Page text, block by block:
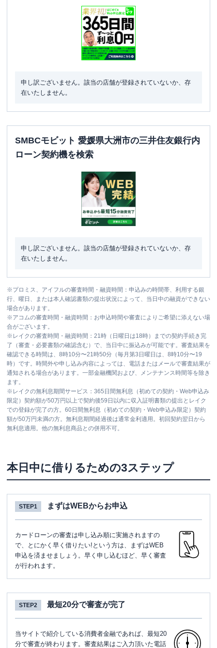
申し訳ございません。該当の店舗が登録されていないか、存
在いたしません。
SMBCモビット 愛媛県大洲市の三井住友銀行内
ローン契約機を検索
申し訳ございません。該当の店舗が登録されていないか、存
在いたしません。
※プロミス、アイフルの審査時間・融資時間：申込みの時間帯、利用する銀
行、曜日、または本人確認書類の提出状況によって、当日中の融資ができない
場合があります。
※アコムの審査時間・融資時間：お申込時間や審査によりご希望に添えない場
合がございます。
※ レイクの審査時間・融資時間：21時（日曜日は18時）までの契約手続き完
了（審査・必要書類の確認含む）で、当日中に振込みが可能です。審査結果を
確認できる時間は、8時10分〜21時50分（毎月第3日曜日は、8時10分〜19
時）です。時間外や申し込み内容によっては、電話またはメールで審査結果が
通知される場合があります。一部金融機関および、メンテナンス時間等を除き
ます。
※ レイクの無利息期間サービス：365日間無利息（初めての契約・Web申込み
限定）契約額が50万円以上で契約後59日以内に収入証明書類の提出とレイク
での登録が完了の方。60日間無利息（初めての契約・Web申込み限定）契約
額が50万円未満の方。無利息期間経過後は通常金利適用。初回契約翌日から
無利息適用。他の無利息商品との併用不可。
本日中に借りるための3ステップ
STEP1 まずはWEBからお申込
カードローンの審査は申し込み順に実施されますの
で、とにかく早く借りたい!という方は、まずはWEB
申込を済ませましょう。早く申し込むほど、早く審査
が行われます。
STEP2 最短20分で審査が完了
当サイトで紹介している消費者金融であれば、最短20
分で審査が終わります。審査結果はご入力頂いた電話